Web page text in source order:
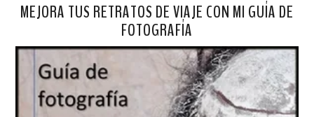
MEJORA TUS RETRATOS DE VIAJE CON MI GUÍA DE
FOTOGRAFÍA